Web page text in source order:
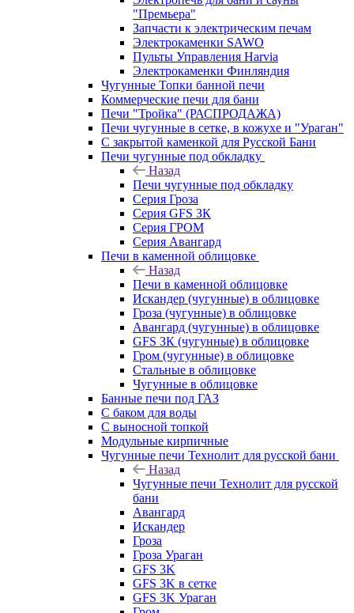
"Премьера"
Запчасти к электрическим печам
Электрокаменки SAWO
Пульты Управления Harvia
Электрокаменки Финляндия
Чугунные Топки банной печи
Коммерческие печи для бани
Печи "Тройка" (РАСПРОДАЖА)
Печи чугунные в сетке, в кожухе и "Ураган"
С закрытой каменкой для Русской Бани
Печи чугунные под обкладку
Назад
Печи чугунные под обкладку
Серия Гроза
Серия GFS ЗК
Серия ГРОМ
Серия Авангард
Печи в каменной облицовке
Назад
Печи в каменной облицовке
Искандер (чугунные) в облицовке
Гроза (чугунные) в облицовке
Авангард (чугунные) в облицовке
GFS ЗК (чугунные) в облицовке
Гром (чугунные) в облицовке
Стальные в облицовке
Чугунные в облицовке
Банные печи под ГАЗ
С баком для воды
С выносной топкой
Модульные кирпичные
Чугунные печи Технолит для русской бани
Назад
Чугунные печи Технолит для русской
бани
Авангард
Искандер
Гроза
Гроза Ураган
GFS 3K
GFS 3K в сетке
GFS 3K Ураган